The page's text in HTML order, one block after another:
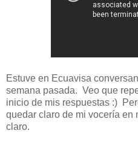
Estuve en Ecuavisa
semana pasada. Veo que
inicio de mis respuestas :)
quedar claro de mi vocería en
claro.